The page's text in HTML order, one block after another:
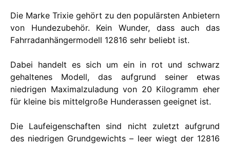
Die Marke Trixie gehört zu den populärsten Anbietern
von Hundezubehör. Kein Wunder, dass auch das
Fahrradanhängermodell 12816 sehr beliebt ist.
Dabei handelt es sich um ein in rot und schwarz
gehaltenes Modell, das aufgrund seiner etwas
niedrigen Maximalzuladung von 20 Kilogramm eher
für kleine bis mittelgroße Hunderassen geeignet ist.
Die Laufeigenschaften sind nicht zuletzt aufgrund
des niedrigen Grundgewichts – leer wiegt der 12816